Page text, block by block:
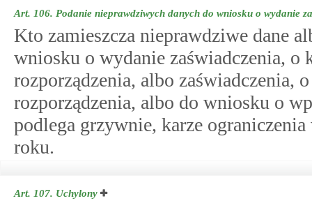
Art. 106. Podanie nieprawdziwych danych do wniosku o wydanie
Kto zamieszcza nieprawdziwe dane
wniosku o wydanie zaświadczenia,
rozporządzenia, albo zaświadczenia,
rozporządzenia, albo do wniosku o
podlega grzywnie, karze
roku.
Art. 107. Uchylony